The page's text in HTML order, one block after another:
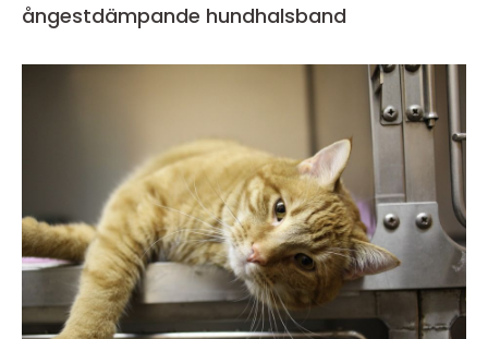
ångestdämpande hundhalsband